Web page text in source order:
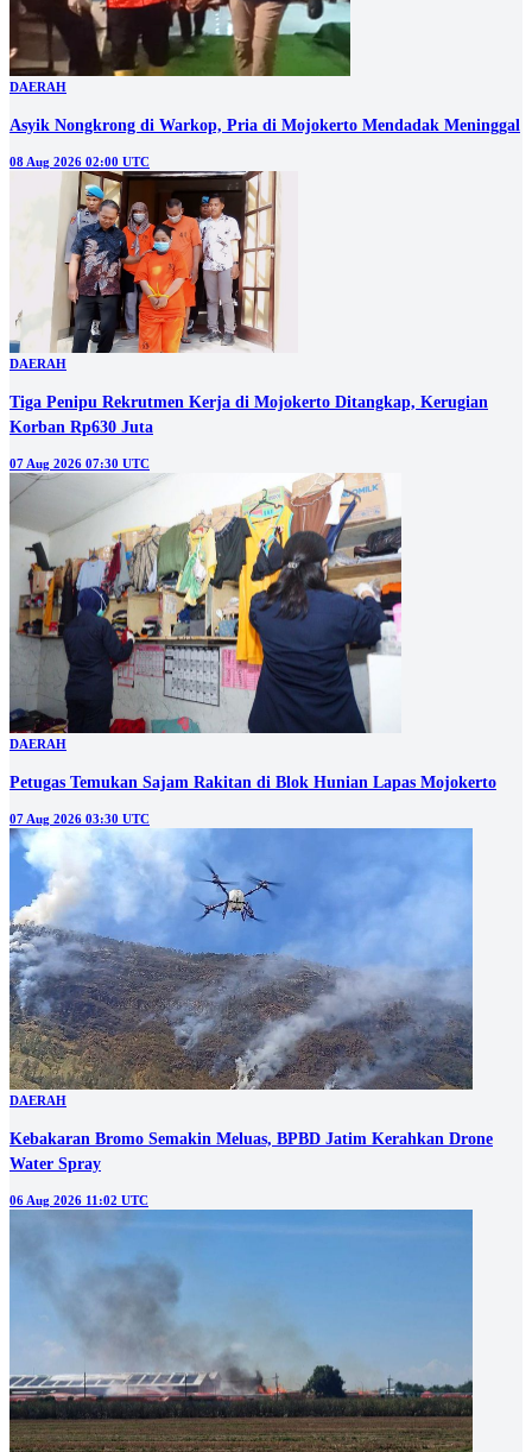
DAERAH
Asyik Nongkrong di Warkop, Pria di Mojokerto Mendadak Meninggal
08 Aug 2026 02:00 UTC
DAERAH
Tiga Penipu Rekrutmen Kerja di Mojokerto Ditangkap, Kerugian
Korban Rp630 Juta
07 Aug 2026 07:30 UTC
DAERAH
Petugas Temukan Sajam Rakitan di Blok Hunian Lapas Mojokerto
07 Aug 2026 03:30 UTC
DAERAH
Kebakaran Bromo Semakin Meluas, BPBD Jatim Kerahkan Drone
Water Spray
06 Aug 2026 11:02 UTC